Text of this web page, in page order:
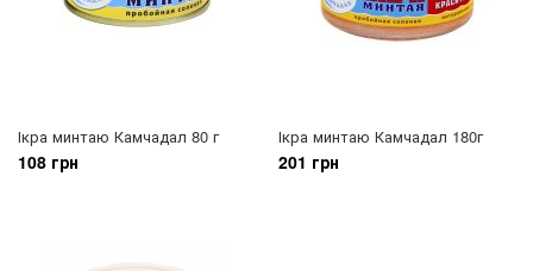
Ікра минтаю Камчадал 80 г
108 грн
Ікра минтаю Камчадал 180г
201 грн